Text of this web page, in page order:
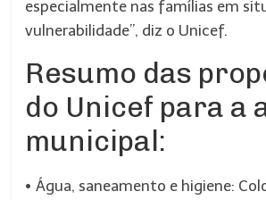
especialmente nas famílias em
vulnerabilidade”, diz o Unicef.
Resumo das
do Unicef para a
municipal:
• Água, saneamento e higiene: